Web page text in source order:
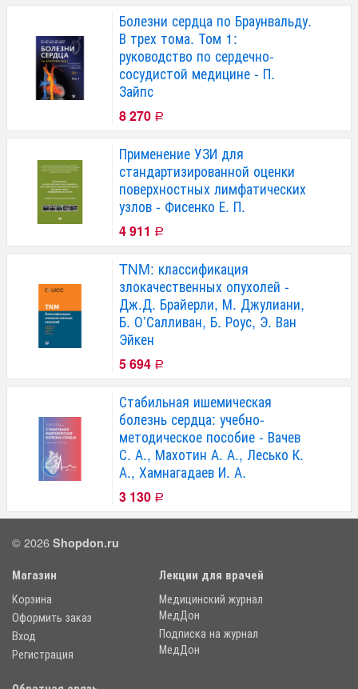
Болезни сердца по Браунвальду.
В трех тома. Том 1:
руководство по сердечно-
сосудистой медицине - П.
Зайпс
8 270 Р
Применение УЗИ для
стандартизированной оценки
поверхностных лимфатических
узлов - Фисенко Е. П.
4 911 Р
TNM: классификация
злокачественных опухолей -
Дж.Д. Брайерли, М. Джулиани,
Б. О’Салливан, Б. Роус, Э. Ван
Эйкен
5 694 Р
Стабильная ишемическая
болезнь сердца: учебно-
методическое пособие - Вачев
С. А., Махотин А. А., Лесько К.
А., Хамнагадаев И. А.
3 130 Р
© 2026 Shopdon.ru
Магазин
Корзина
Оформить заказ
Вход
Регистрация
Лекции для врачей
Медицинский журнал
МедДон
Подписка на журнал
МедДон